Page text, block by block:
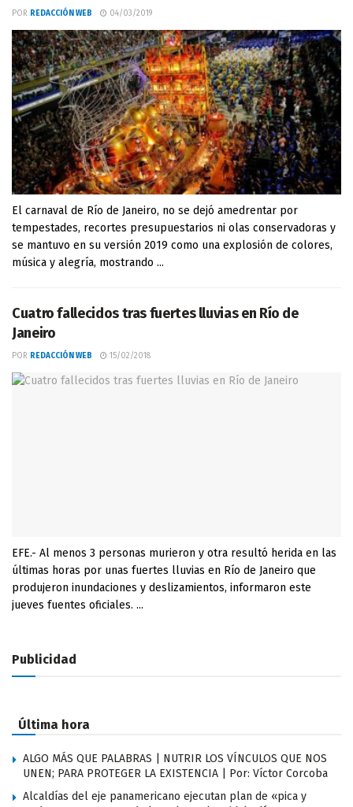
POR REDACCIÓN WEB 04/03/2019
El carnaval de Río de Janeiro, no se dejó amedrentar por
tempestades, recortes presupuestarios ni olas conservadoras y
se mantuvo en su versión 2019 como una explosión de colores,
música y alegría, mostrando ...
Cuatro fallecidos tras fuertes lluvias en Río de
Janeiro
POR REDACCIÓN WEB 15/02/2018
EFE.- Al menos 3 personas murieron y otra resultó herida en las
últimas horas por unas fuertes lluvias en Río de Janeiro que
produjeron inundaciones y deslizamientos, informaron este
jueves fuentes oficiales. ...
Publicidad
Última hora
ALGO MÁS QUE PALABRAS | NUTRIR LOS VÍNCULOS QUE NOS
UNEN; PARA PROTEGER LA EXISTENCIA | Por: Víctor Corcoba
Alcaldías del eje panamericano ejecutan plan de «pica y